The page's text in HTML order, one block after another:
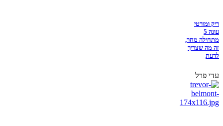
ריק ומורטי
עונה 5
מתחילה מחר,
זה מה שצריך
לדעת
עדי פרל